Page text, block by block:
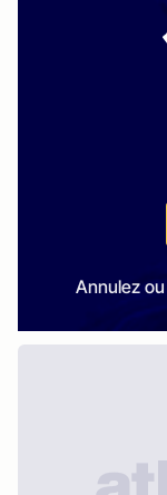
Annulez